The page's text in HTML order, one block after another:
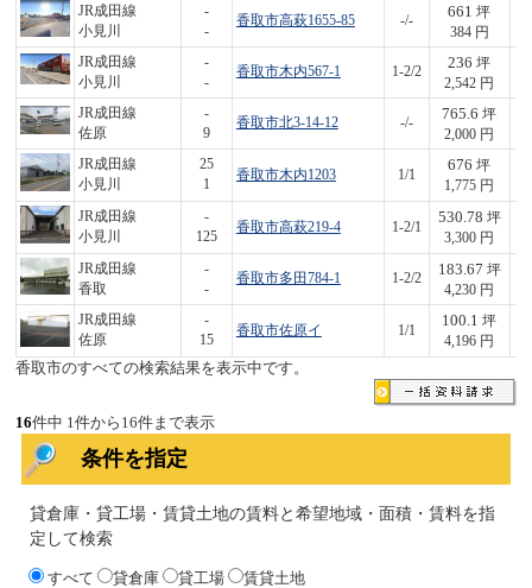
JR成田線
小見川
-
-
香取市高萩1655-85 -/-
661 坪
384 円
JR成田線
小見川
-
-
香取市木内567-1 1-2/2
236 坪
2,542 円
JR成田線
佐原
-
9
香取市北3-14-12 -/-
765.6 坪
2,000 円
JR成田線
小見川
25
1
香取市木内1203 1/1
676 坪
1,775 円
JR成田線
小見川
-
125
香取市高萩219-4 1-2/1
530.78 坪
3,300 円
JR成田線
香取
-
-
香取市多田784-1 1-2/2
183.67 坪
4,230 円
JR成田線
佐原
-
15
香取市佐原イ 1/1
100.1 坪
4,196 円
香取市のすべての検索結果を表示中です。
16件中 1件から16件まで表示
条件を指定
貸倉庫・貸工場・賃貸土地の賃料と希望地域・面積・賃料を指
定して検索
すべて 貸倉庫 貸工場 賃貸土地